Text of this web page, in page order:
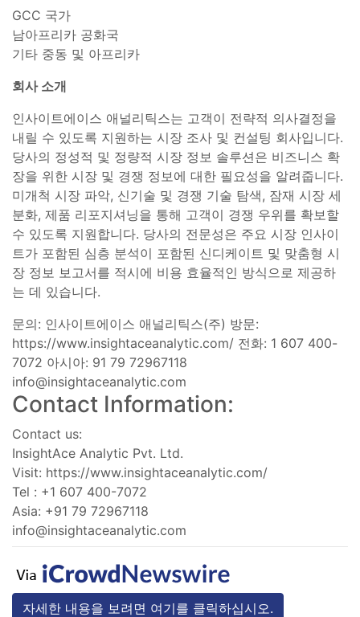
GCC 국가
남아프리카 공화국
기타 중동 및 아프리카
회사 소개
인사이트에이스 애널리틱스는 고객이 전략적 의사결정을
내릴 수 있도록 지원하는 시장 조사 및 컨설팅 회사입니다.
당사의 정성적 및 정량적 시장 정보 솔루션은 비즈니스 확
장을 위한 시장 및 경쟁 정보에 대한 필요성을 알려줍니다.
미개척 시장 파악, 신기술 및 경쟁 기술 탐색, 잠재 시장 세
분화, 제품 리포지셔닝을 통해 고객이 경쟁 우위를 확보할
수 있도록 지원합니다. 당사의 전문성은 주요 시장 인사이
트가 포함된 심층 분석이 포함된 신디케이트 및 맞춤형 시
장 정보 보고서를 적시에 비용 효율적인 방식으로 제공하
는 데 있습니다.
문의: 인사이트에이스 애널리틱스(주) 방문:
https://www.insightaceanalytic.com/ 전화: 1 607 400-
7072 아시아: 91 79 72967118
info@insightaceanalytic.com
Contact Information:
Contact us:
InsightAce Analytic Pvt. Ltd.
Visit: https://www.insightaceanalytic.com/
Tel : +1 607 400-7072
Asia: +91 79 72967118
info@insightaceanalytic.com
자세한 내용을 보려면 여기를 클릭하십시오.